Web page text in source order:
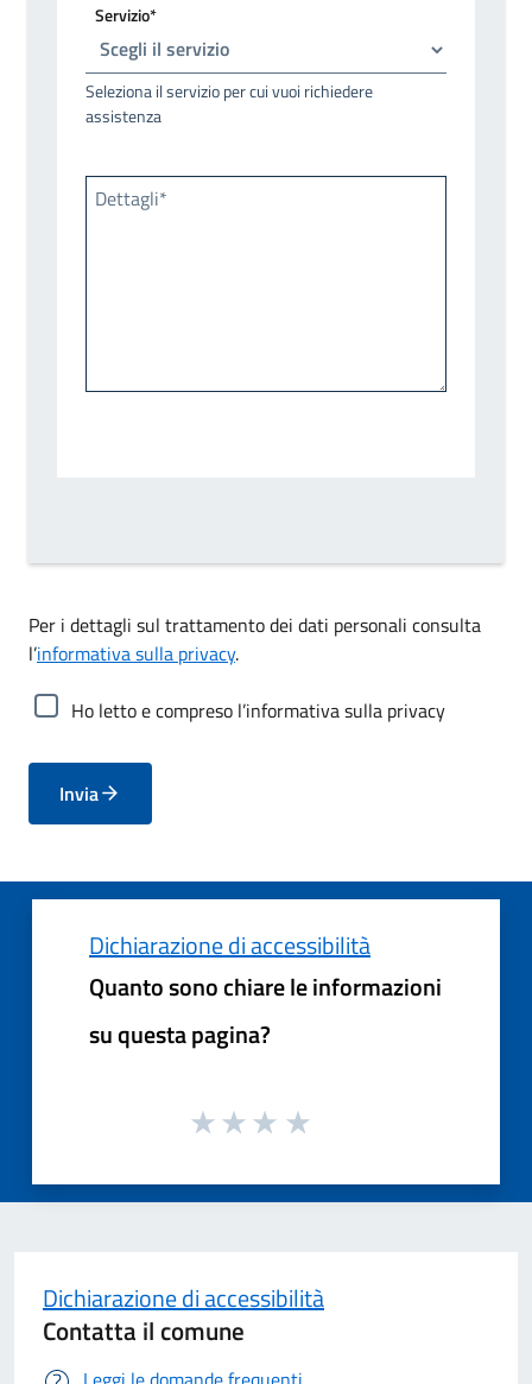
Servizio*
Seleziona il servizio per cui vuoi richiedere
assistenza
Dettagli*
Per i dettagli sul trattamento dei dati personali consulta
l’informativa sulla privacy.
Ho letto e compreso l’informativa sulla privacy
Invia
Dichiarazione di accessibilità
Quanto sono chiare le informazioni
su questa pagina?
Dichiarazione di accessibilità
Contatta il comune